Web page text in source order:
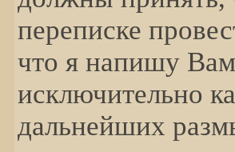
переписке
что я напишу
исключительно
дальнейших